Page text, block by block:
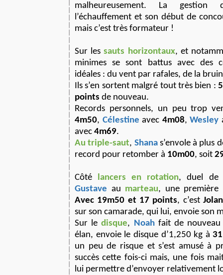
malheureusement. La gestion
l’échauffement et son début de
mais c’est très formateur !
Sur lessauts horizontaux, et
minimes se sont battus avec des
idéales : du vent par rafales, de la
Ils s’en sortent malgré tout très bien :
points de nouveau.
Records personnels, un peu trop
4m50, Célestine avec 4m08,Wesley
avec 4m69.
Au triple-saut, Shanas’envole à plus
record pour retomber à 10m00, soit
Côté lancers en rotation, duel de
Gustave au marteau, une
Avec 19m50 et 17 points, c’estJolan
sur son camarade, qui lui, envoie son
Sur ledisque, Noah fait de
élan, envoie le disque d’1,250 kg à
un peu de risque et s’est amusé à
succès cette fois-ci mais, une fois
lui permettre d’envoyer relativement